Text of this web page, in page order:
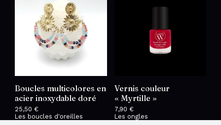
Boucles multicolores en
acier inoxydable doré
25,50 €
Les boucles d'oreilles
Vernis couleur
« Myrtille »
7,90 €
Les ongles